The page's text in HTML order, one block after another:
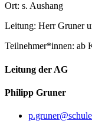
Ort: s. Aushang
Leitung: Herr Gruner
Teilnehmer*innen: ab
Leitung der AG
Philipp Gruner